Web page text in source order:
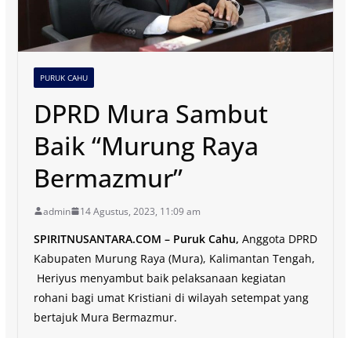
PURUK CAHU
DPRD Mura Sambut
Baik “Murung Raya
Bermazmur”
admin 14 Agustus, 2023, 11:09 am
SPIRITNUSANTARA.COM – Puruk Cahu, Anggota DPRD
Kabupaten Murung Raya (Mura), Kalimantan Tengah,
Heriyus menyambut baik pelaksanaan kegiatan
rohani bagi umat Kristiani di wilayah setempat yang
bertajuk Mura Bermazmur.